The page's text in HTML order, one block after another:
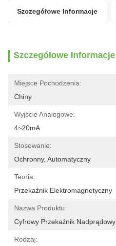
Szczegółowe Informacje
Szczegółowe Informacje
Miejsce Pochodzenia:
Chiny
Wyjście Analogowe:
4~20mA
Stosowanie:
Ochronny, Automatyczny
Teoria:
Przekaźnik Elektromagnetyczny
Nazwa Produktu:
Cyfrowy Przekaźnik Nadprądowy
Rodzaj: